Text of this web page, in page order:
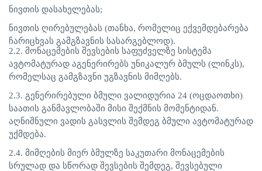
ნივთის დასახელებას;
ნივთის ღირებულებას (თანხა, რომელიც ექვემდებარება
ჩარიცხვას გამგზავნის სასარგებლოდ).
2.2. მონაცემების შევსების საფუძველზე სისტემა
ავტომატურად აგენერირებს უნიკალურ ბმულს (ლინკს),
რომელსაც გამგზავნი უგზავნის მიმღებს.
2.3. გენერირებული ბმული ვალიდურია 24 (ოცდაოთხი)
საათის განმავლობაში მისი შექმნის მომენტიდან.
აღნიშნული ვადის გასვლის შემდეგ ბმული ავტომატურად
უქმდება.
2.4. მიმღების მიერ ბმულზე საკუთარი მონაცემების
სრულად და სწორად შევსების შემდეგ, შევსებული